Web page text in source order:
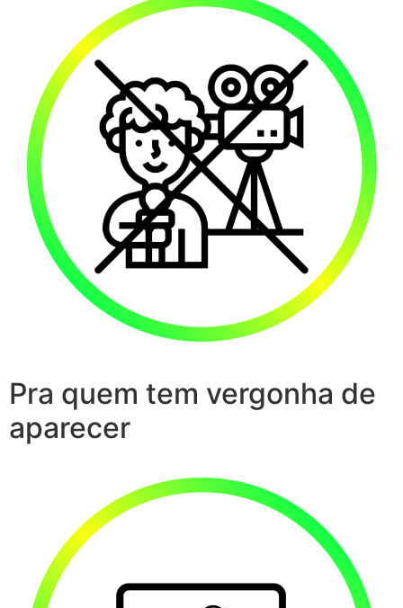
Pra quem tem vergonha de
aparecer